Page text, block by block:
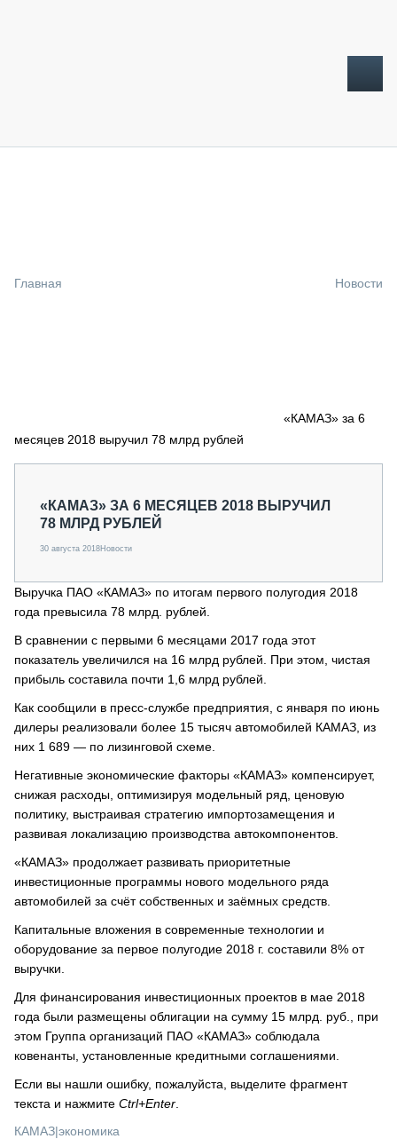
СПЕЦПРОЕКТЫ
О ПРОЕКТЕ
Главная Новости
«КАМАЗ» за 6
месяцев 2018 выручил 78 млрд рублей
«КАМАЗ» ЗА 6 МЕСЯЦЕВ 2018 ВЫРУЧИЛ
78 МЛРД РУБЛЕЙ
30 августа 2018Новости
Выручка ПАО «КАМАЗ» по итогам первого полугодия 2018
года превысила 78 млрд. рублей.
В сравнении с первыми 6 месяцами 2017 года этот
показатель увеличился на 16 млрд рублей. При этом, чистая
прибыль составила почти 1,6 млрд рублей.
Как сообщили в пресс-службе предприятия, с января по июнь
дилеры реализовали более 15 тысяч автомобилей КАМАЗ, из
них 1 689 — по лизинговой схеме.
Негативные экономические факторы «КАМАЗ» компенсирует,
снижая расходы, оптимизируя модельный ряд, ценовую
политику, выстраивая стратегию импортозамещения и
развивая локализацию производства автокомпонентов.
«КАМАЗ» продолжает развивать приоритетные
инвестиционные программы нового модельного ряда
автомобилей за счёт собственных и заёмных средств.
Капитальные вложения в современные технологии и
оборудование за первое полугодие 2018 г. составили 8% от
выручки.
Для финансирования инвестиционных проектов в мае 2018
года были размещены облигации на сумму 15 млрд. руб., при
этом Группа организаций ПАО «КАМАЗ» соблюдала
ковенанты, установленные кредитными соглашениями.
Если вы нашли ошибку, пожалуйста, выделите фрагмент
текста и нажмите Ctrl+Enter
КАМАЗ|экономика